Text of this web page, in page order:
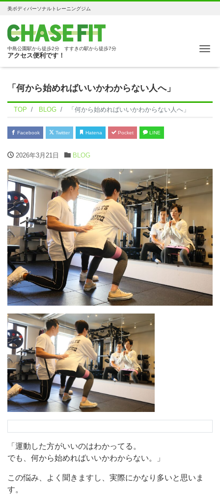
美ボディパーソナルトレーニングジム
中島公園駅から徒歩2分 すすきの駅から徒歩7分
アクセス便利です！
「何から始めればいいかわからない人へ」
TOP BLOG 「何から始めればいいかわからない人へ」
Facebook Twitter Hatena Pocket LINE
2026年3月21日 BLOG
「運動した方がいいのはわかってる。
でも、何から始めればいいかわからない。」
この悩み、よく聞きますし、実際にかなり多いと思いま
す。